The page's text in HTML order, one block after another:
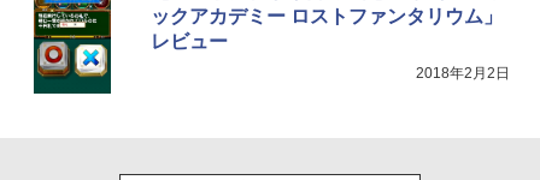
ックアカデミー ロストファンタリウム」
レビュー
2018年2月2日